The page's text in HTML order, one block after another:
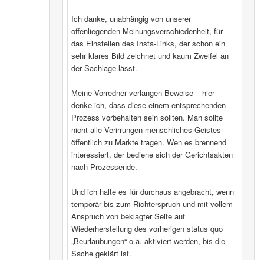
Ich danke, unabhängig von unserer
offenliegenden Meinungsverschiedenheit, für
das Einstellen des Insta-Links, der schon ein
sehr klares Bild zeichnet und kaum Zweifel an
der Sachlage lässt.
Meine Vorredner verlangen Beweise – hier
denke ich, dass diese einem entsprechenden
Prozess vorbehalten sein sollten. Man sollte
nicht alle Verirrungen menschliches Geistes
öffentlich zu Markte tragen. Wen es brennend
interessiert, der bediene sich der Gerichtsakten
nach Prozessende.
Und ich halte es für durchaus angebracht, wenn
temporär bis zum Richterspruch und mit vollem
Anspruch von beklagter Seite auf
Wiederherstellung des vorherigen status quo
„Beurlaubungen“ o.ä. aktiviert werden, bis die
Sache geklärt ist.